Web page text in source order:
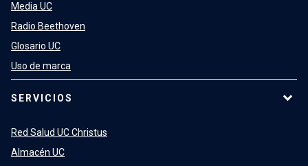
Media UC
Radio Beethoven
Glosario UC
Uso de marca
SERVICIOS
Red Salud UC Christus
Almacén UC